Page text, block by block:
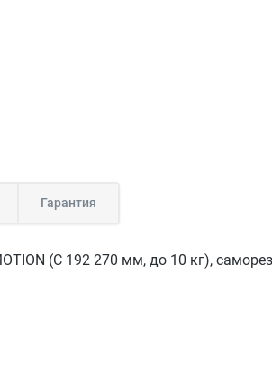
Гарантия
(C 192 270 мм, до 10 кг),